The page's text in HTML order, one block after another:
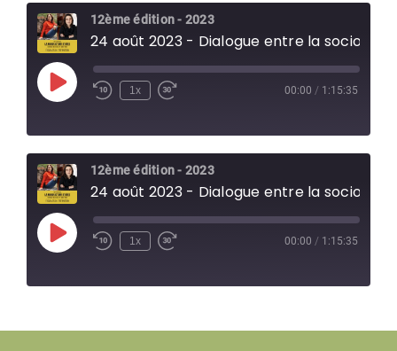
12ème édition - 2023
Play
Episode
1x 00:00 / 1:15:35
12ème édition - 2023
Play
Episode
1x 00:00 / 1:15:35